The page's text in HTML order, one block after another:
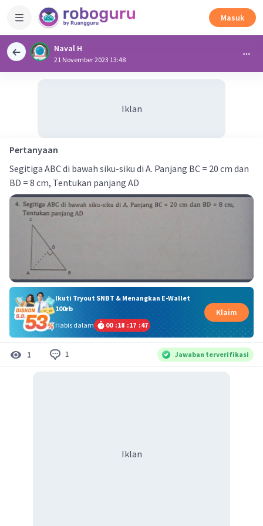
Masuk
Naval H
21 November 2023 13:48
Iklan
Pertanyaan
Segitiga ABC di bawah siku-siku di A. Panjang BC = 20 cm dan
BD = 8 cm, Tentukan panjang AD
Ikuti Tryout SNBT & Menangkan E-Wallet
100rb
Habis dalam
00 :18 :17 :47
Klaim
1 1 Jawaban terverifikasi
Iklan